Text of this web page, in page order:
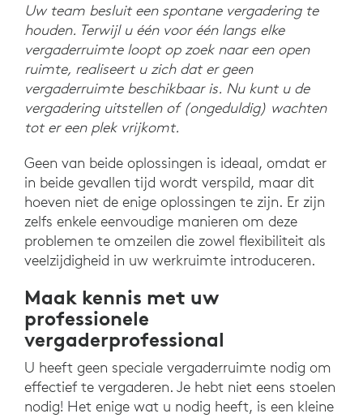
Uw team besluit een spontane vergadering te
houden. Terwijl u één voor één langs elke
vergaderruimte loopt op zoek naar een open
ruimte, realiseert u zich dat er geen
vergaderruimte beschikbaar is. Nu kunt u de
vergadering uitstellen of (ongeduldig) wachten
tot er een plek vrijkomt.
Geen van beide oplossingen is ideaal, omdat er
in beide gevallen tijd wordt verspild, maar dit
hoeven niet de enige oplossingen te zijn. Er zijn
zelfs enkele eenvoudige manieren om deze
problemen te omzeilen die zowel flexibiliteit als
veelzijdigheid in uw werkruimte introduceren.
Maak kennis met uw
professionele
vergaderprofessional
U heeft geen speciale vergaderruimte nodig om
effectief te vergaderen. Je hebt niet eens stoelen
nodig! Het enige wat u nodig heeft, is een kleine